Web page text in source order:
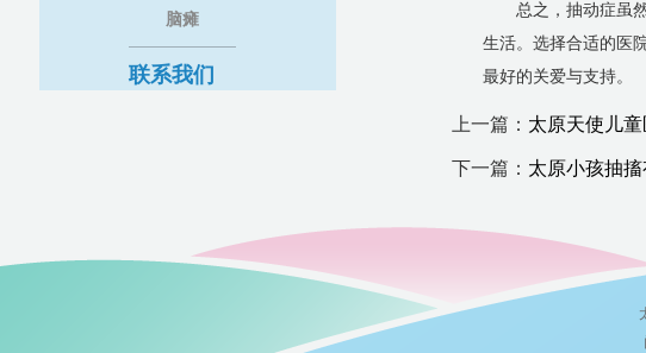
脑瘫
联系我们
总之，抽动症虽
生活。选择合适的医
最好的关爱与支持。
上一篇： 太原天使儿
下一篇： 太原小孩抽